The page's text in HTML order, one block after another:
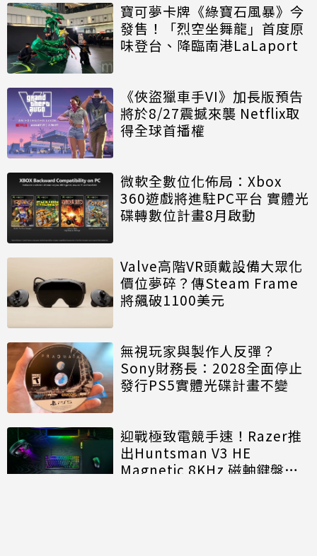
寶可夢卡牌《綠寶石風暴》今
發售！「烈空坐舞龍」首度原
味登台、降臨南港LaLaport
《俠盜獵車手VI》加長版預告
將於8/27震撼來襲 Netflix取
得全球首播權
微軟全數位化佈局：Xbox
360遊戲將進駐PC平台 實體光
碟轉數位計畫8月啟動
Valve高階VR頭戴設備大眾化
價位夢碎？傳Steam Frame
將飆破1100美元
無視玩家與製作人反彈？
Sony財務長：2028全面停止
發行PS5實體光碟計畫不變
迎戰極致電競手速！Razer推
出Huntsman V3 HE
Magnetic 8KHz 磁軸鍵盤效